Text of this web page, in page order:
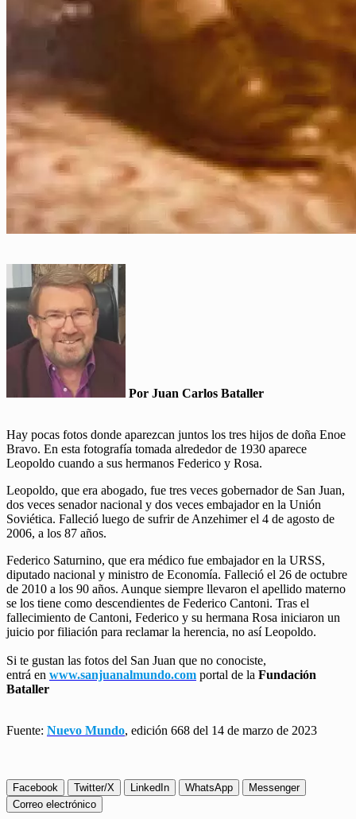
Por Juan Carlos Bataller
Hay pocas fotos donde aparezcan juntos los tres hijos de doña Enoe
Bravo. En esta fotografía tomada alrededor de 1930 aparece
Leopoldo cuando a sus hermanos Federico y Rosa.
Leopoldo, que era abogado, fue tres veces gobernador de San Juan,
dos veces senador nacional y dos veces embajador en la Unión
Soviética. Falleció luego de sufrir de Anzehimer el 4 de agosto de
2006, a los 87 años.
Federico Saturnino, que era médico fue embajador en la URSS,
diputado nacional y ministro de Economía. Falleció el 26 de octubre
de 2010 a los 90 años. Aunque siempre llevaron el apellido materno
se los tiene como descendientes de Federico Cantoni. Tras el
fallecimiento de Cantoni, Federico y su hermana Rosa iniciaron un
juicio por filiación para reclamar la herencia, no así Leopoldo.
Si te gustan las fotos del San Juan que no conociste,
entrá en www.sanjuanalmundo.com portal de la Fundación
Bataller
Fuente: Nuevo Mundo, edición 668 del 14 de marzo de 2023
Facebook Twitter/X LinkedIn WhatsApp
Messenger
Correo electrónico